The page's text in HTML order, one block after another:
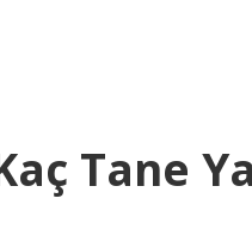
Tane